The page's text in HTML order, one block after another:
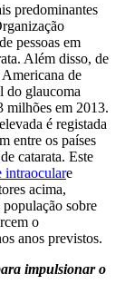
predominantes
pessoas em
Além disso, de
de
do glaucoma
milhões em 2013.
é registada
entre os países
catarata. Este
intraoculare
acima,
sobre
o
anos previstos.
impulsionar o